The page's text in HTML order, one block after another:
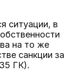
ситуации, в
на то же
санкции за
ГК).